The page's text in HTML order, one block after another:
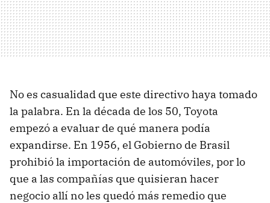
No es casualidad que este directivo haya tomado
la palabra. En la década de los 50, Toyota
empezó a evaluar de qué manera podía
expandirse. En 1956, el Gobierno de Brasil
prohibió la importación de automóviles, por lo
que a las compañías que quisieran hacer
negocio allí no les quedó más remedio que